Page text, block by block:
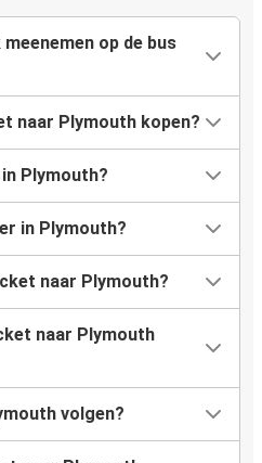
op de bus
naar Plymouth kopen?
Plymouth?
in Plymouth?
naar Plymouth?
naar Plymouth
volgen?